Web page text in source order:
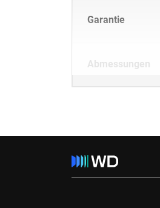
Garantie
Abmessungen